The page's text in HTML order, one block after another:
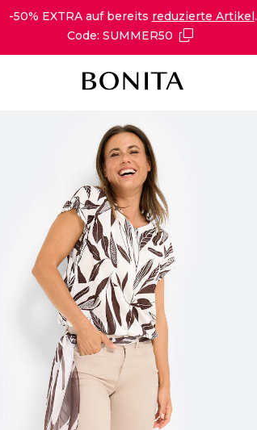
-50% EXTRA auf bereits reduzierte Artikel.
Code: SUMMER50